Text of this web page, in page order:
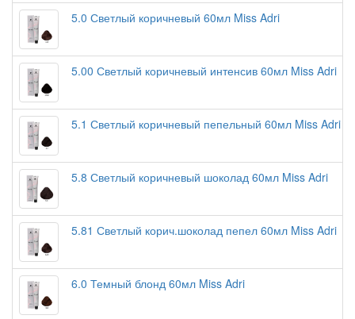
5.0 Светлый коричневый 60мл Miss Adri
5.00 Светлый коричневый интенсив 60мл Miss Adri
5.1 Светлый коричневый пепельный 60мл Miss Adri
5.8 Светлый коричневый шоколад 60мл Miss Adri
5.81 Светлый корич.шоколад пепел 60мл Miss Adri
6.0 Темный блонд 60мл Miss Adri